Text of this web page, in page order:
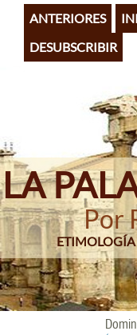
Pasar
contenido
principal
ANTERIORES
DESUBSCRIBIR
LA
Por
ETIMOLOGÍA